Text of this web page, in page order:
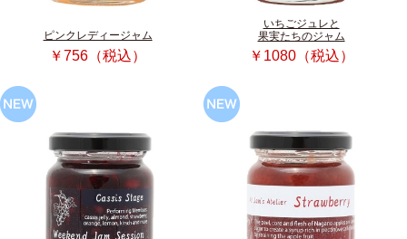
ピンクレディージャム
￥756（税込）
いちごジュレと
果実たちのジャム
￥1080（税込）